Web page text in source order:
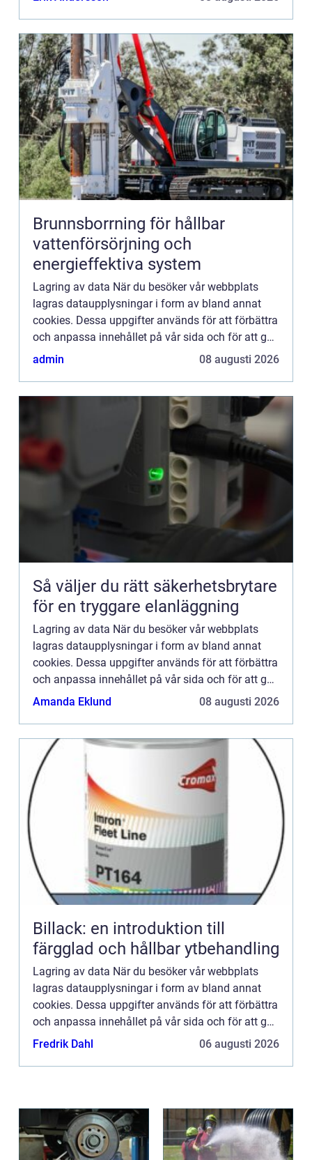
Brunnsborrning för hållbar
vattenförsörjning och
energieffektiva system
Lagring av data När du besöker vår webbplats
lagras dataupplysningar i form av bland annat
cookies. Dessa uppgifter används för att förbättra
och anpassa innehållet på vår sida och för att ge
dig så bra information som möjligt. Om du inte vill
admin 08 augusti 2026
Så väljer du rätt säkerhetsbrytare
för en tryggare elanläggning
Lagring av data När du besöker vår webbplats
lagras dataupplysningar i form av bland annat
cookies. Dessa uppgifter används för att förbättra
och anpassa innehållet på vår sida och för att ge
dig så bra information som möjligt. Om du inte vill
Amanda Eklund 08 augusti 2026
Billack: en introduktion till
färgglad och hållbar ytbehandling
Lagring av data När du besöker vår webbplats
lagras dataupplysningar i form av bland annat
cookies. Dessa uppgifter används för att förbättra
och anpassa innehållet på vår sida och för att ge
dig så bra information som möjligt. Om du inte vill
Fredrik Dahl 06 augusti 2026